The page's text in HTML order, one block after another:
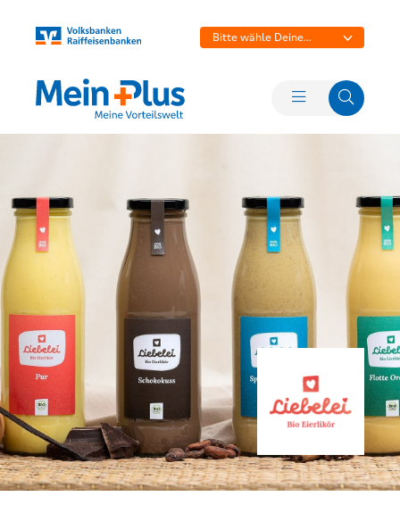
Bitte wähle Deine